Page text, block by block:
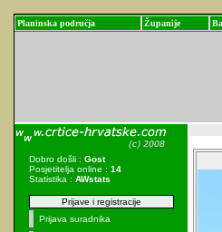
Planinska područja Županije
Dobro došli : Gost
Posjetitelja online : 14
Statistika : AWstats
Prijave i registracije
Prijava suradnika